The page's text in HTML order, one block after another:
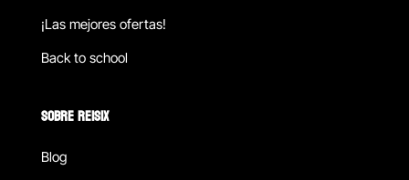
¡Las mejores ofertas!
Back to school
SOBRE REISIX
Blog